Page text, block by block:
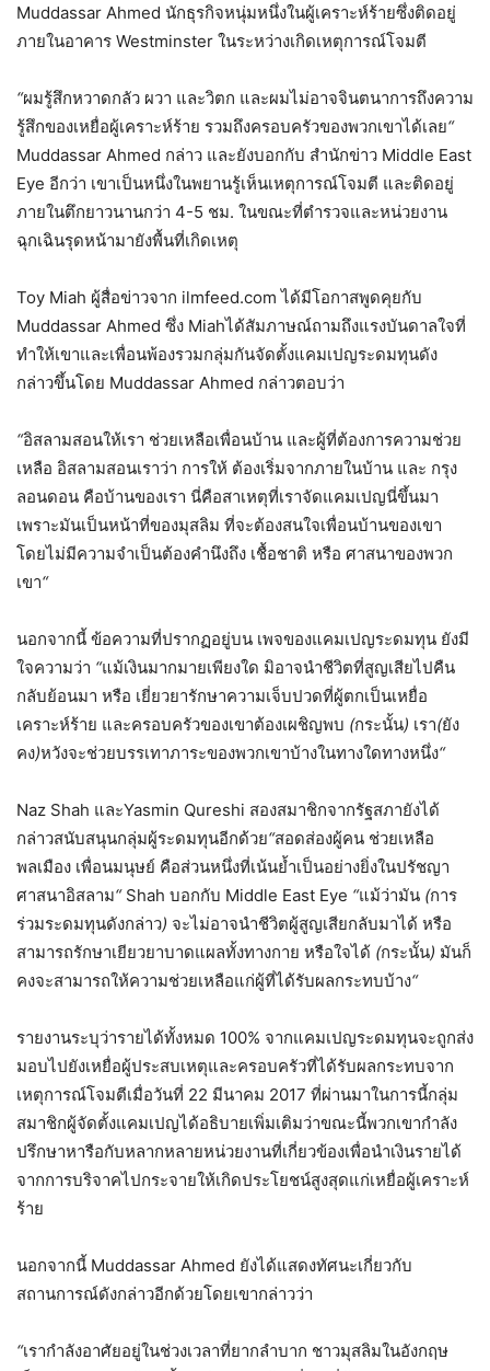
Muddassar Ahmed นักธุรกิจหนุ่มหนึ่งในผู้เคราะห์ร้ายซึ่งติดอยู่
ภายในอาคาร Westminster ในระหว่างเกิดเหตุการณ์โจมตี
“ผมรู้สึกหวาดกลัว ผวา และวิตก และผมไม่อาจจินตนาการถึงความ
รู้สึกของเหยื่อผู้เคราะห์ร้าย รวมถึงครอบครัวของพวกเขาได้เลย“
Muddassar Ahmed กล่าว และยังบอกกับ สำนักข่าว Middle East
Eye อีกว่า เขาเป็นหนึ่งในพยานรู้เห็นเหตุการณ์โจมตี และติดอยู่
ภายในตึกยาวนานกว่า 4-5 ชม. ในขณะที่ตำรวจและหน่วยงาน
ฉุกเฉินรุดหน้ามายังพื้นที่เกิดเหตุ
Toy Miah ผู้สื่อข่าวจาก ilmfeed.com ได้มีโอกาสพูดคุยกับ
Muddassar Ahmed ซึ่ง Miahได้สัมภาษณ์ถามถึงแรงบันดาลใจที่
ทำให้เขาและเพื่อนพ้องรวมกลุ่มกันจัดตั้งแคมเปญระดมทุนดัง
กล่าวขึ้นโดย Muddassar Ahmed กล่าวตอบว่า
“อิสลามสอนให้เรา ช่วยเหลือเพื่อนบ้าน และผู้ที่ต้องการความช่วย
เหลือ อิสลามสอนเราว่า การให้ ต้องเริ่มจากภายในบ้าน และ กรุง
ลอนดอน คือบ้านของเรา นี่คือสาเหตุที่เราจัดแคมเปญนี่ขึ้นมา
เพราะมันเป็นหน้าที่ของมุสลิม ที่จะต้องสนใจเพื่อนบ้านของเขา
โดยไม่มีความจำเป็นต้องคำนึงถึง เชื้อชาติ หรือ ศาสนาของพวก
เขา“
นอกจากนี้ ข้อความที่ปรากฏอยู่บน เพจของแคมเปญระดมทุน ยังมี
ใจความว่า “แม้เงินมากมายเพียงใด มิอาจนำชีวิตที่สูญเสียไปคืน
กลับย้อนมา หรือ เยี่ยวยารักษาความเจ็บปวดที่ผู้ตกเป็นเหยื่อ
เคราะห์ร้าย และครอบครัวของเขาต้องเผชิญพบ (กระนั้น) เรา(ยัง
คง)หวังจะช่วยบรรเทาภาระของพวกเขาบ้างในทางใดทางหนึ่ง“
Naz Shah และYasmin Qureshi สองสมาชิกจากรัฐสภายังได้
กล่าวสนับสนุนกลุ่มผู้ระดมทุนอีกด้วย“สอดส่องผู้คน ช่วยเหลือ
พลเมือง เพื่อนมนุษย์ คือส่วนหนึ่งที่เน้นย้ำเป็นอย่างยิ่งในปรัชญา
ศาสนาอิสลาม“Shah บอกกับ Middle East Eye “แม้ว่ามัน (การ
ร่วมระดมทุนดังกล่าว) จะไม่อาจนำชีวิตผู้สูญเสียกลับมาได้ หรือ
สามารถรักษาเยียวยาบาดแผลทั้งทางกาย หรือใจได้ (กระนั้น) มันก็
คงจะสามารถให้ความช่วยเหลือแก่ผู้ที่ได้รับผลกระทบบ้าง“
รายงานระบุว่ารายได้ทั้งหมด 100% จากแคมเปญระดมทุนจะถูกส่ง
มอบไปยังเหยื่อผู้ประสบเหตุและครอบครัวที่ได้รับผลกระทบจาก
เหตุการณ์โจมตีเมื่อวันที่ 22 มีนาคม 2017 ที่ผ่านมาในการนี้กลุ่ม
สมาชิกผู้จัดตั้งแคมเปญได้อธิบายเพิ่มเติมว่าขณะนี้พวกเขากำลัง
ปรึกษาหารือกับหลากหลายหน่วยงานที่เกี่ยวข้องเพื่อนำเงินรายได้
จากการบริจาคไปกระจายให้เกิดประโยชน์สูงสุดแก่เหยื่อผู้เคราะห์
ร้าย
นอกจากนี้ Muddassar Ahmed ยังได้แสดงทัศนะเกี่ยวกับ
สถานการณ์ดังกล่าวอีกด้วยโดยเขากล่าวว่า
“เรากำลังอาศัยอยู่ในช่วงเวลาที่ยากลำบาก ชาวมุสลิมในอังกฤษ